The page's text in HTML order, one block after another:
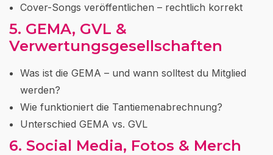
Cover-Songs veröffentlichen – rechtlich korrekt
5. GEMA, GVL &
Verwertungsgesellschaften
Was ist die GEMA – und wann solltest du Mitglied
werden?
Wie funktioniert die Tantiemenabrechnung?
Unterschied GEMA vs. GVL
6. Social Media, Fotos & Merch